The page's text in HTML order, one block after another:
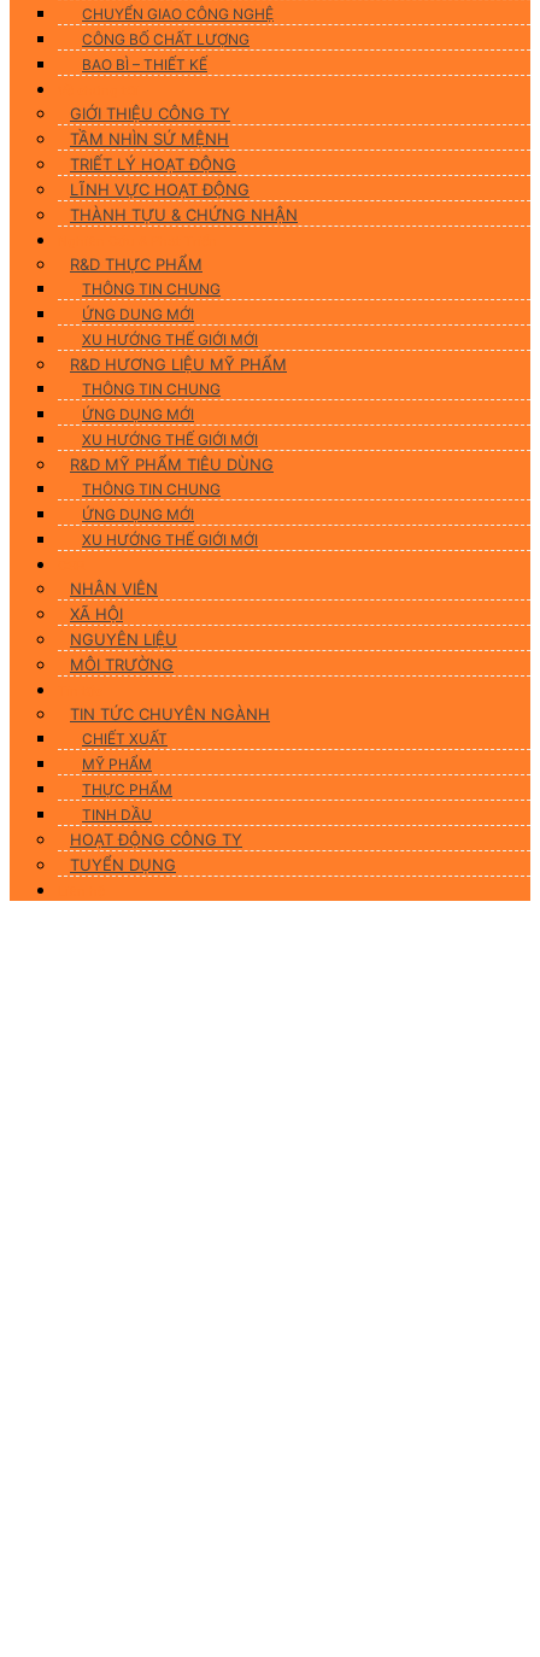
CHUYỂN GIAO CÔNG NGHỆ
CÔNG BỐ CHẤT LƯỢNG
BAO BÌ – THIẾT KẾ
GIỚI THIỆU CÔNG TY
TẦM NHÌN SỨ MỆNH
TRIẾT LÝ HOẠT ĐỘNG
LĨNH VỰC HOẠT ĐỘNG
THÀNH TỰU & CHỨNG NHẬN
R&D THỰC PHẨM
THÔNG TIN CHUNG
ỨNG DUNG MỚI
XU HƯỚNG THẾ GIỚI MỚI
R&D HƯƠNG LIỆU MỸ PHẨM
THÔNG TIN CHUNG
ỨNG DỤNG MỚI
XU HƯỚNG THẾ GIỚI MỚI
R&D MỸ PHẨM TIÊU DÙNG
THÔNG TIN CHUNG
ỨNG DỤNG MỚI
XU HƯỚNG THẾ GIỚI MỚI
NHÂN VIÊN
XÃ HỘI
NGUYÊN LIỆU
MÔI TRƯỜNG
TIN TỨC CHUYÊN NGÀNH
CHIẾT XUẤT
MỸ PHẨM
THỰC PHẨM
TINH DẦU
HOẠT ĐỘNG CÔNG TY
TUYỂN DỤNG